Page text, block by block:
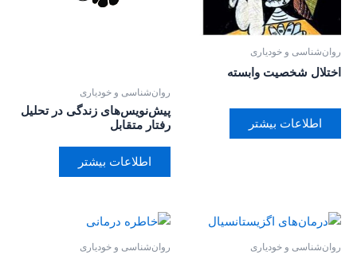
روان‌‌شناسی و خودیاری
اختلال شخصیت وابسته
اطلاعات بیشتر
روان‌‌شناسی و خودیاری
پیش‌نویس‌های زندگی در تحلیل
رفتار متقابل
اطلاعات بیشتر
روان‌‌شناسی و خودیاری روان‌‌شناسی و خودیاری